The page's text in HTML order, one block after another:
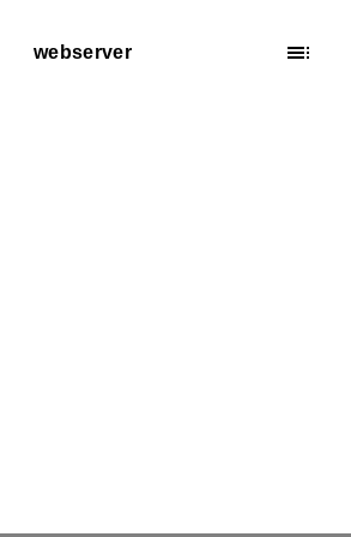
webserver